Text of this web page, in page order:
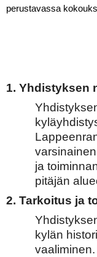
perustavassa
1. Yhdistyksen
ja
pitäjän
2. Tarkoitus ja
kylän